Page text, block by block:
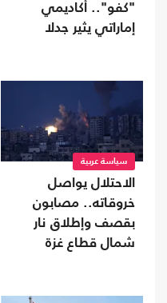
"كفو".. أكاديمي
إماراتي يثير جدلا
سياسة عربية
الاحتلال يواصل
خروقاته.. مصابون
بقصف وإطلاق نار
شمال قطاع غزة